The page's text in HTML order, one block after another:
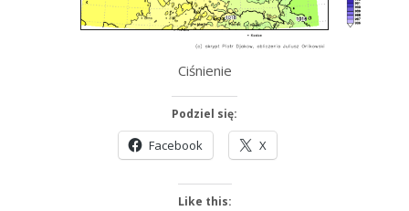
Ciśnienie
Podziel się:
Facebook X
Like this: